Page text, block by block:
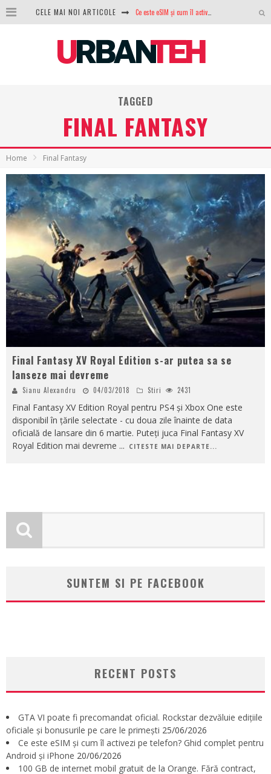
CELE MAI NOI ARTICOLE
100 GB de internet mobil gratuit de la Orange. Fără contract, fără acte și fără obligații
TAGGED
FINAL FANTASY
Home Final Fantasy
Final Fantasy XV Royal Edition s-ar putea sa se
lanseze mai devreme
Sianu Alexandru 04/03/2018 Stiri 2431
Final Fantasy XV Edition Royal pentru PS4 și Xbox One este
disponibil în țările selectate - cu doua zile înainte de data
oficială de lansare din 6 martie. Puteți juca Final Fantasy XV
Royal Edition mai devreme ... CITESTE MAI DEPARTE...
SUNTEM SI PE FACEBOOK
RECENT POSTS
GTA VI poate fi precomandat oficial. Rockstar dezvăluie edițiile
oficiale și bonusurile pe care le primești 25/06/2026
Ce este eSIM și cum îl activezi pe telefon? Ghid complet pentru
Android și iPhone 20/06/2026
100 GB de internet mobil gratuit de la Orange. Fără contract,